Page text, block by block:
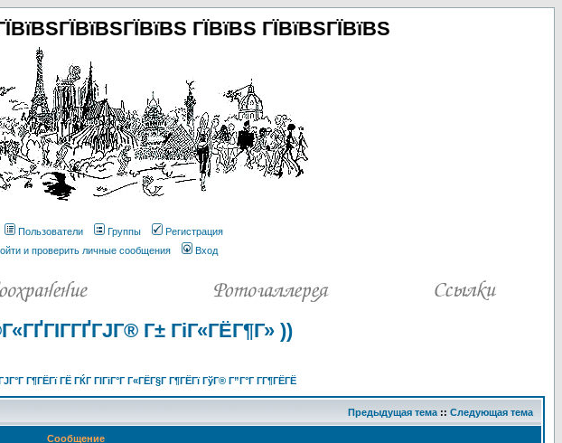
ГЇВїВЅ ГЇВїВЅГЇВїВЅ
Пользователи Группы
Регистрация
и проверить личные сообщения Вход
Г± ГіГ«ГЁГ¶Г» ))
Г¶ГЁГї ГЁ ГЌГ ГІГіГ°Г Г«ГЁГ§Г Г¶ГЁГї ГўГ® Г”Г°Г Г­Г¶ГЁГЁ
Предыдущая тема :: Следующая тема
Сообщение